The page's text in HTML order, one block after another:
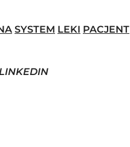
SYSTEM LEKI PACJENT